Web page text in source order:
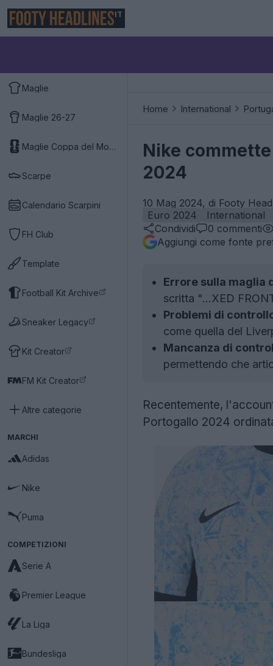
IT
Maglie
Maglie 26-27
Maglie Coppa del Mondo 2026
Scarpe
Calendario Scarpini
FH Club
Template
Football Kit Archive
Sneaker Legacy
Kit Creator
FM Kit Creator
Altre categorie
MARCHI
Adidas
Nike
Puma
COMPETIZIONI
Serie A
Premier League
La Liga
Bundesliga
Home International
Nike
2024
10 Mag 2024, di Footy
Euro 2024
International
Condividi
0 commenti
Aggiungi come fonte
Errore sulla maglia
scritta "...XED
Problemi di
come quella del
Mancanza di
permettendo che
Recentemente,
Portogallo 2024